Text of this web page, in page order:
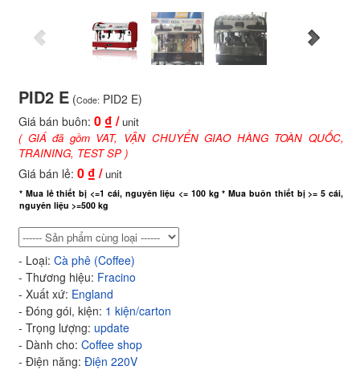
PID2 E (Code: PID2 E)
Giá bán buôn: 0 ₫ / unit
( GIÁ đã gồm VAT, VẬN CHUYỂN GIAO HÀNG TOÀN QUỐC,
TRAINING, TEST SP )
Giá bán lẻ: 0 ₫ /unit
* Mua lẻ thiết bị <=1 cái, nguyên liệu <= 100 kg * Mua buôn thiết bị >= 5 cái,
nguyên liệu >=500 kg
- Loại: Cà phê (Coffee)
- Thương hiệu: Fracino
- Xuất xứ: England
- Đóng gói, kiện: 1 kiện/carton
- Trọng lượng: update
- Dành cho: Coffee shop
- Điện năng: Điện 220V